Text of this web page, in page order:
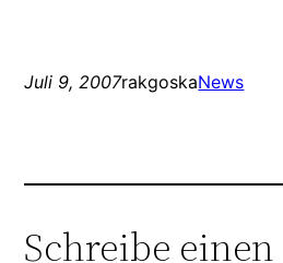
Juli 9, 2007rakgoskaNews
Schreibe einen